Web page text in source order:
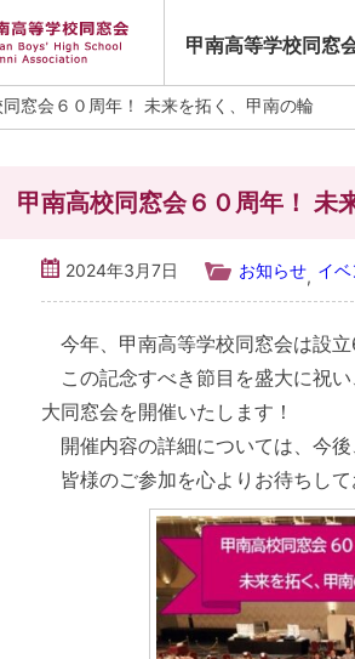
甲南高等学校同窓
窓会６０周年！ 未来を拓く、甲南の輪
甲南高校同窓会６０周年！ 未
2024年3月7日 お知らせ, イ
今年、甲南高等学校同窓会は設立
この記念すべき節目を盛大に祝い
大同窓会を開催いたします！
開催内容の詳細については、今後
皆様のご参加を心よりお待ちして